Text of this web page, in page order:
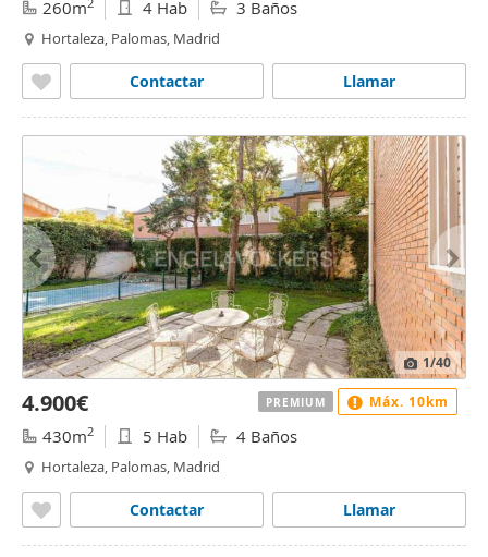
260m 4 Hab 3 Baños
Hortaleza, Palomas, Madrid
Llamar
Contactar
1/40
4.900€
430m2 5 Hab 4 Baños
Hortaleza, Palomas, Madrid
Llamar
Contactar
PREMIUM Máx. 10km